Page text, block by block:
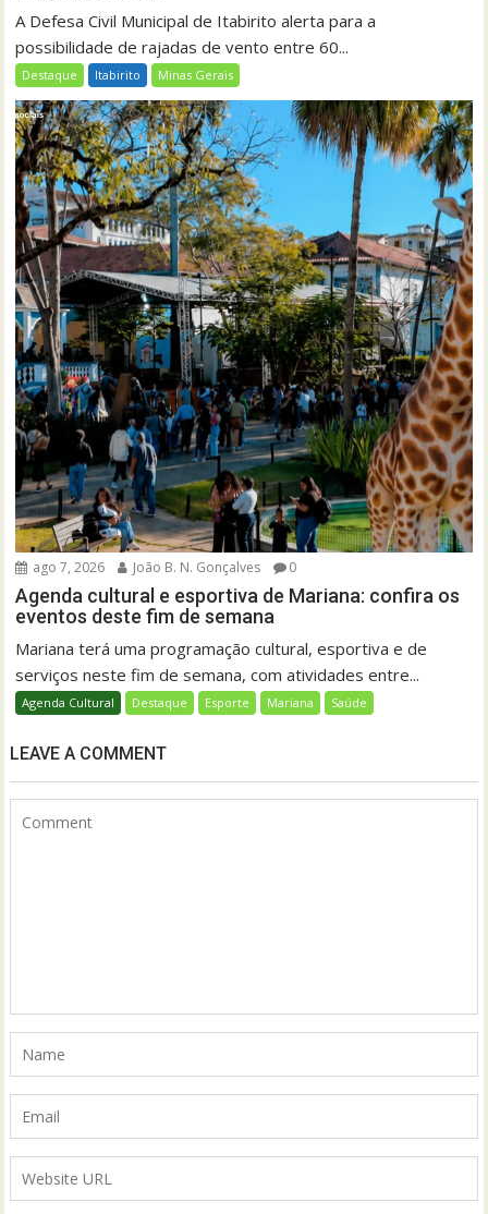
A Defesa Civil Municipal de Itabirito alerta para a
possibilidade de rajadas de vento entre 60...
Destaque Itabirito Minas Gerais
ago 7, 2026 João B. N. Gonçalves 0
Agenda cultural e esportiva de Mariana: confira os
eventos deste fim de semana
Mariana terá uma programação cultural, esportiva e de
serviços neste fim de semana, com atividades entre...
Agenda Cultural Destaque Esporte Mariana Saúde
LEAVE A COMMENT